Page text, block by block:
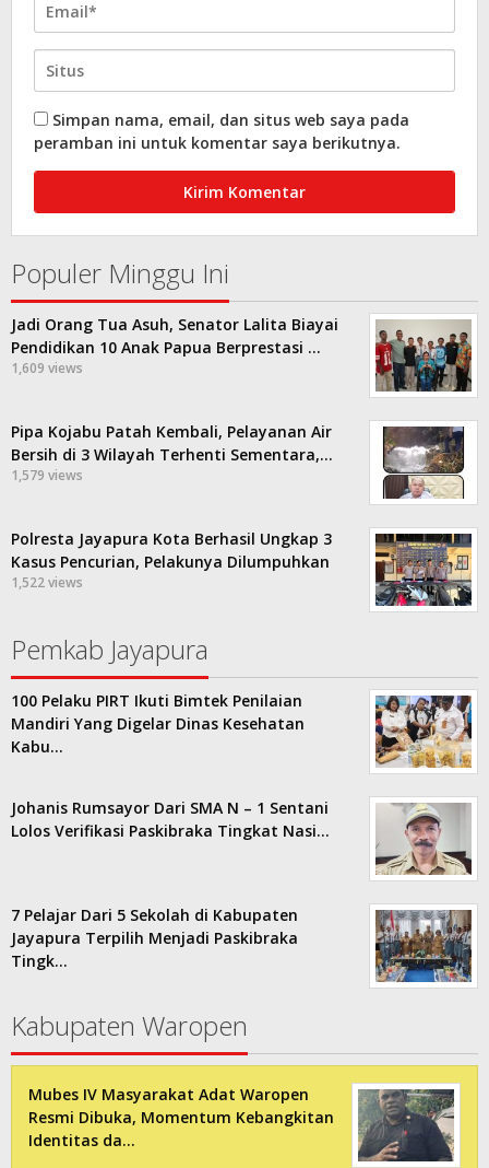
Simpan nama, email, dan situs web saya pada
peramban ini untuk komentar saya berikutnya.
Populer Minggu Ini
Jadi Orang Tua Asuh, Senator Lalita Biayai
Pendidikan 10 Anak Papua Berprestasi …
1,609 views
Pipa Kojabu Patah Kembali, Pelayanan Air
Bersih di 3 Wilayah Terhenti Sementara,…
1,579 views
Polresta Jayapura Kota Berhasil Ungkap 3
Kasus Pencurian, Pelakunya Dilumpuhkan
1,522 views
Pemkab Jayapura
100 Pelaku PIRT Ikuti Bimtek Penilaian
Mandiri Yang Digelar Dinas Kesehatan
Kabu…
Johanis Rumsayor Dari SMA N – 1 Sentani
Lolos Verifikasi Paskibraka Tingkat Nasi…
7 Pelajar Dari 5 Sekolah di Kabupaten
Jayapura Terpilih Menjadi Paskibraka
Tingk…
Kabupaten Waropen
Mubes IV Masyarakat Adat Waropen
Resmi Dibuka, Momentum Kebangkitan
Identitas da…